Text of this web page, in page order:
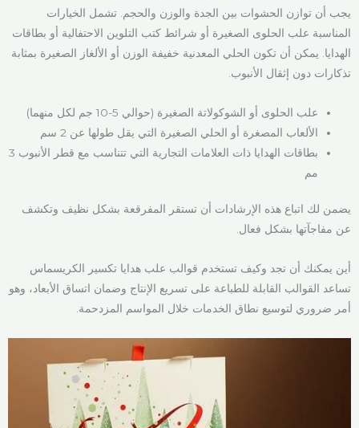
يجب أن توازن الحشوات بين الجدة والوزن والحجم. تشمل الخيارات
المناسبة علب الحلوى الصغيرة أو شرائط كتب التلوين الاحتفالية أو بطاقات
الهدايا. يمكن أن تكون الحلي المعدنية خفيفة الوزن أو الألغاز الصغيرة بمثابة
تذكارات دون إثقال الأنبوب.
علب الحلوى أو الشوكولاتة الصغيرة (حوالي 5-10 جم لكل منهما)
الألعاب المصغرة أو الحلي الصغيرة التي يقل طولها عن 2 سم
بطاقات الهدايا ذات العلامات التجارية التي تتناسب مع قطر الأنبوب 3
مم
يضمن لك اتباع هذه الإرشادات أن تستقر المفرقعة بشكل نظيف وتكشف
عن مفاجآتها بشكل فعال.
أين يمكنك أن تجد وكيف تستخدم قوالب علب هدايا تكسير الكريسماس
تساعد القوالب القابلة للطباعة على تسريع الإنتاج وضمان اتساق الأبعاد، وهو
أمر ضروري لتوسيع نطاق الخدمات خلال المواسم المزدحمة.